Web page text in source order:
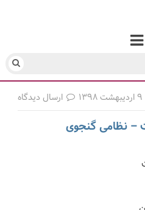
ارسال دیدگاه
– نظامی گنجوی